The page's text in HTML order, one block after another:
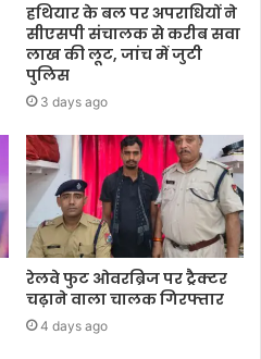
हथियार के बल पर अपराधियों ने
सीएसपी संचालक से करीब सवा
लाख की लूट, जांच में जुटी
पुलिस
3 days ago
रेलवे फुट ओवरब्रिज पर ट्रैक्टर
चढ़ाने वाला चालक गिरफ्तार
4 days ago